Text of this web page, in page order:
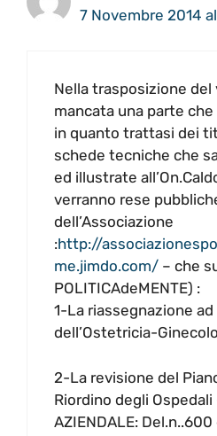
7 Novembre 2014
Nella trasposizione del
mancata una parte
in quanto trattasi dei
schede tecniche che
ed illustrate
verranno rese
dell’Associazione
:http://
me.jimdo.com/ – che
POLITICAdeMENTE) :
1-La riassegnazione ad
dell’Ostetricia-
2-La revisione del
Riordino degli Ospedali
AZIENDALE: